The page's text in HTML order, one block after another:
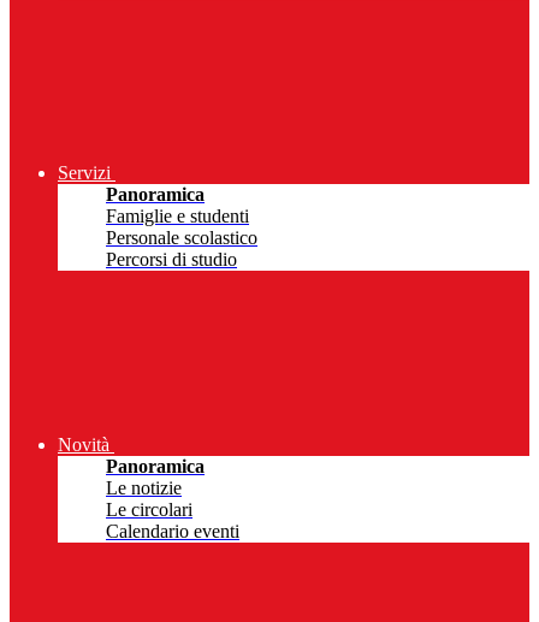
Servizi
Panoramica
Famiglie e studenti
Personale scolastico
Percorsi di studio
Novità
Panoramica
Le notizie
Le circolari
Calendario eventi